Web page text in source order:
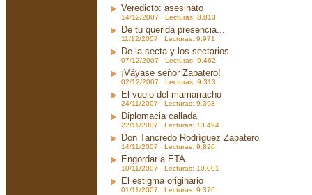
Veredicto: asesinato
14/12/2007 Lecturas: 8.813
De tu querida presencia...
11/12/2007 Lecturas: 9.971
De la secta y los sectarios
07/12/2007 Lecturas: 9.462
¡Váyase señor Zapatero!
02/12/2007 Lecturas: 9.313
El vuelo del mamarracho
24/11/2007 Lecturas: 9.393
Diplomacia callada
22/11/2007 Lecturas: 13.494
Don Tancredo Rodríguez Zapatero
14/11/2007 Lecturas: 9.820
Engordar a ETA
10/11/2007 Lecturas: 10.001
El estigma originario
01/11/2007 Lecturas: 9.376